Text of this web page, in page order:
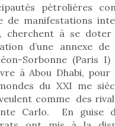
pétrolières
de manifestations
cherchent à se doter
d’une annexe de
Sorbonne (Paris
à Abou Dhabi, pour
du XXI me
comme des
Carlo. En guise